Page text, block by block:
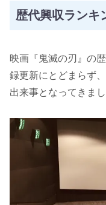
歴代興収ランキ
映画『鬼滅の刃』の
録更新にとどまらず
出来事となってきまし